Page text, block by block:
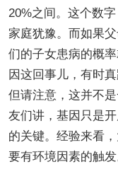
20%之间。这个数
家庭犹豫。而如果
们的子女患病的概
因这回事儿，有时真
但请注意，这并不
友们讲，基因只是
的关键。经验来看
要有环境因素的触